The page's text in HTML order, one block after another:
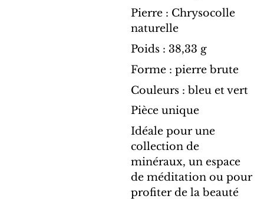
Pierre : Chrysocolle
naturelle
Poids : 38,33 g
Forme : pierre brute
Couleurs : bleu et vert
Pièce unique
Idéale pour une
collection de
minéraux, un espace
de méditation ou pour
profiter de la beauté